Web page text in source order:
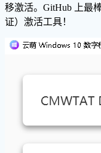
移激活。GitHub 上最
证）激活工具！